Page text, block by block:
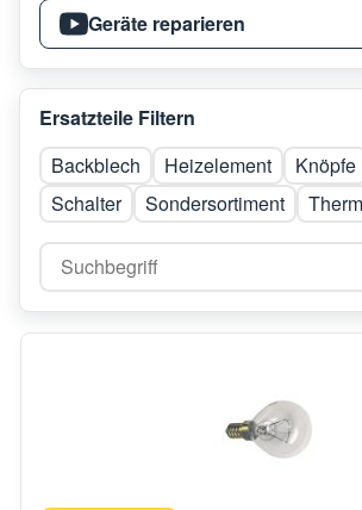
Geräte reparieren
Ersatzteile Filtern
Backblech
Heizelement Knöpfe
Schalter
Sondersortiment